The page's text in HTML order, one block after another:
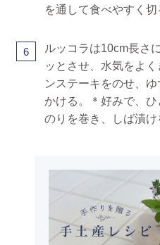
を通して食べやすく切
6
ルッコラは10cm長さ
ッとさせ、水気をよ
ンステーキをのせ、
かける。＊好みで、
のりを巻き、しば漬け